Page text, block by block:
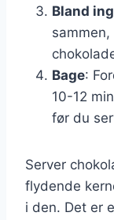
Bland
Bage:
10-12
før du
Server
flydende
i den. Det er